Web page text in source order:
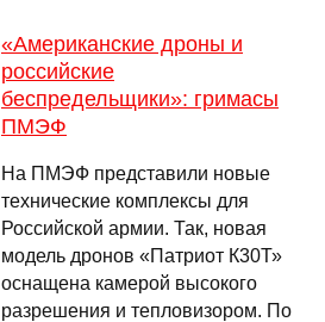
«Американские дроны и
российские
беспредельщики»: гримасы
ПМЭФ
На ПМЭФ представили новые
технические комплексы для
Российской армии. Так, новая
модель дронов «Патриот К30Т»
оснащена камерой высокого
разрешения и тепловизором. По